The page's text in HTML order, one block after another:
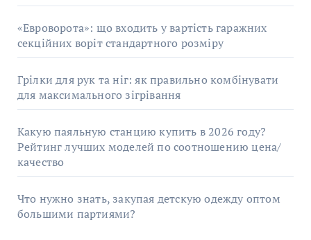
«Евроворота»: що входить у вартість гаражних
секційних воріт стандартного розміру
Грілки для рук та ніг: як правильно комбінувати
для максимального зігрівання
Какую паяльную станцию купить в 2026 году?
Рейтинг лучших моделей по соотношению цена/
качество
Что нужно знать, закупая детскую одежду оптом
большими партиями?